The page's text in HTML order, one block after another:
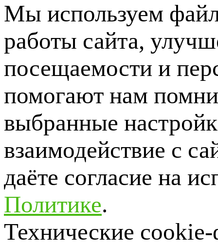
Мы используем
работы сайта,
посещаемости и
помогают нам
выбранные
взаимодействие с
даёте согласие на
Политике.
Технические